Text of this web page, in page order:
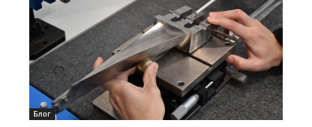
Блог